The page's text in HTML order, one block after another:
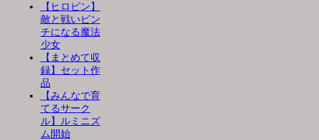
【ヒロピン】
敵と戦いピン
チになる魔法
少女
【まとめて収
録】セット作
品
【みんなで育
てるサーク
ル】ルミニズ
ム開始